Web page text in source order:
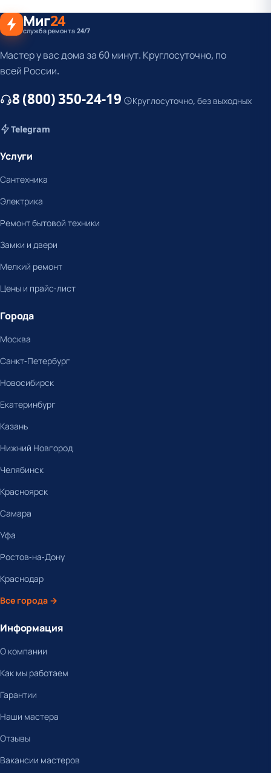
Миг24
служба ремонта 24/7
Мастер у вас дома за 60 минут. Круглосуточно, по
всей России.
8 (800) 350-24-19 Круглосуточно, без выходных
Telegram
Услуги
Сантехника
Электрика
Ремонт бытовой техники
Замки и двери
Мелкий ремонт
Цены и прайс-лист
Города
Москва
Санкт-Петербург
Новосибирск
Екатеринбург
Казань
Нижний Новгород
Челябинск
Красноярск
Самара
Уфа
Ростов-на-Дону
Краснодар
Все города →
Информация
О компании
Как мы работаем
Гарантии
Наши мастера
Отзывы
Вакансии мастеров